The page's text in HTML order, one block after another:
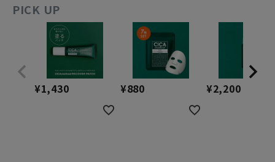
PICK UP
¥1,430 ¥880 ¥2,200